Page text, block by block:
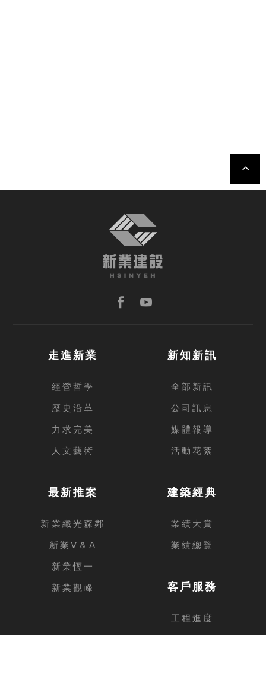
走進新業
經營哲學
歷史沿革
力求完美
人文藝術
新知新訊
全部新訊
公司訊息
媒體報導
活動花絮
最新推案
新業織光森鄰
新業V＆A
新業恆一
新業觀峰
建築經典
業績大賞
業績總覽
客戶服務
工程進度